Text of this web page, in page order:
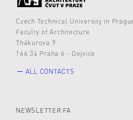
Czech Technical University in
Faculty of Architecture
Thákurova 9
166 34 Praha 6 - Dejvice
ALL CONTACTS
NEWSLETTER FA